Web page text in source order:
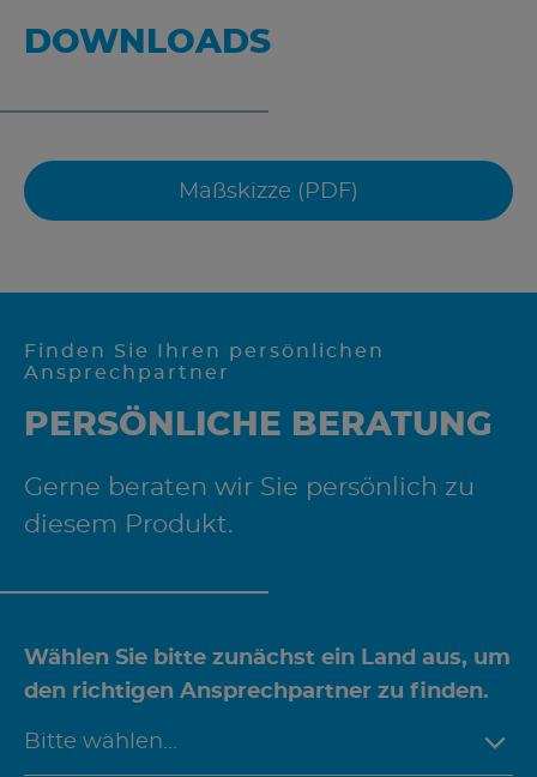
DOWNLOADS
Maßskizze (PDF)
Finden Sie Ihren persönlichen
Ansprechpartner
PERSÖNLICHE BERATUNG
Gerne beraten wir Sie persönlich zu
diesem Produkt.
Wählen Sie bitte zunächst ein Land aus, um
den richtigen Ansprechpartner zu finden.